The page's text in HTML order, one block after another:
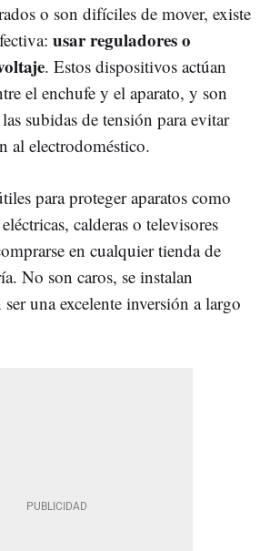
o son difíciles de mover, existe
usar reguladores o
. Estos dispositivos actúan
el enchufe y el aparato, y son
subidas de tensión para evitar
al electrodoméstico.
para proteger aparatos como
calderas o televisores
en cualquier tienda de
No son caros, se instalan
una excelente inversión a largo